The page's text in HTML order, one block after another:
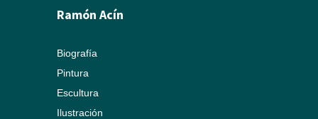
Ramón Acín
Biografía
Pintura
Escultura
Ilustración